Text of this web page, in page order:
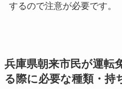
するので注意が必要です。
兵庫県朝来市民が運転
る際に必要な種類・持